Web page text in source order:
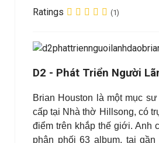
Ratings (1)
D2 - Phát Triển Người
Brian Houston là một mục
cấp tại Nhà thờ Hillsong, có
điểm trên khắp thế giới. Anh
phân phối 63 album, tại